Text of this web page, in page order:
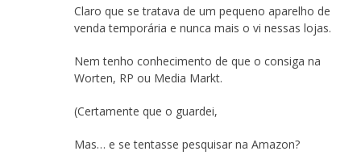
Claro que se tratava de um pequeno aparelho de
venda temporária e nunca mais o vi nessas lojas.
Nem tenho conhecimento de que o consiga na
Worten, RP ou Media Markt.
(Certamente que o guardei,
Mas… e se tentasse pesquisar na Amazon?